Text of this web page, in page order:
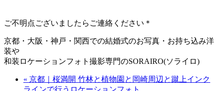
ご不明点ございましたらご連絡ください＊
京都・大阪・神戸・関西での結婚式のお写真・お持ち込み洋
装や
和装ロケーションフォト撮影専門のSORAIRO(ソライロ)
« 京都｜桜満開 竹林と植物園と岡崎周辺と蹴上インク
ラインで行うロケーションフォト